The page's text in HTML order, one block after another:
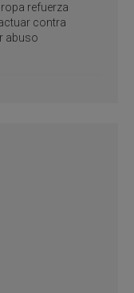
refuerza
contra
abuso